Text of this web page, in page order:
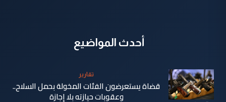
أحدث المواضيع
تقارير
قضاة يستعرضون الفئات المخولة بحمل السلاح..
وعقوبات حيازته بلا إجازة